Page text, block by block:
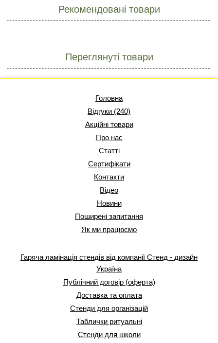
Рекомендовані товари
Переглянуті товари
Головна
Відгуки (240)
Акційні товари
Про нас
Статті
Сертифікати
Контакти
Відео
Новини
Поширені запитання
Як ми працюємо
Гаряча ламінація стендів від компанії Стенд - дизайн
Україна
Публічний договір (оферта)
Доставка та оплата
Стенди для організацій
Таблички ритуальні
Стенди для школи